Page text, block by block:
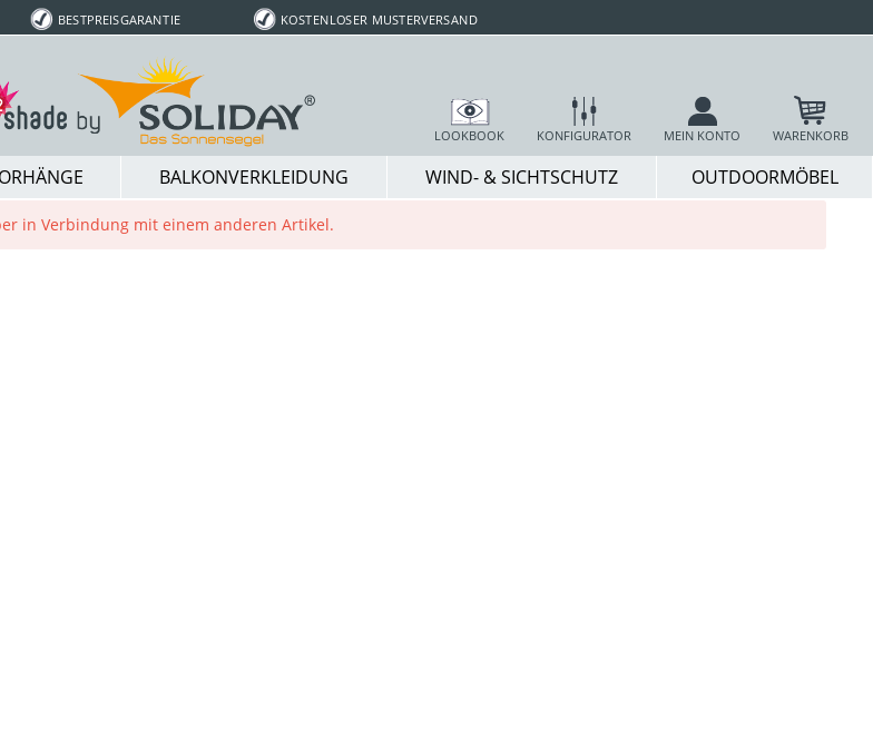
BESTPREISGARANTIE KOSTENLOSER MUSTERVERSAND
LOOKBOOK KONFIGURATOR MEIN KONTO WARENKORB
BALKONVERKLEIDUNG WIND- & SICHTSCHUTZ OUTDOORMÖBEL
in Verbindung mit einem anderen Artikel.